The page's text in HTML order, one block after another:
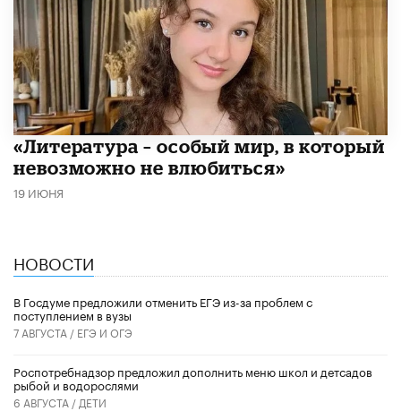
​«Литература – особый мир, в который
невозможно не влюбиться»
19 ИЮНЯ
НОВОСТИ
В Госдуме предложили отменить ЕГЭ из-за проблем с
поступлением в вузы
7 АВГУСТА / ЕГЭ И ОГЭ
Роспотребнадзор предложил дополнить меню школ и детсадов
рыбой и водорослями
6 АВГУСТА / ДЕТИ